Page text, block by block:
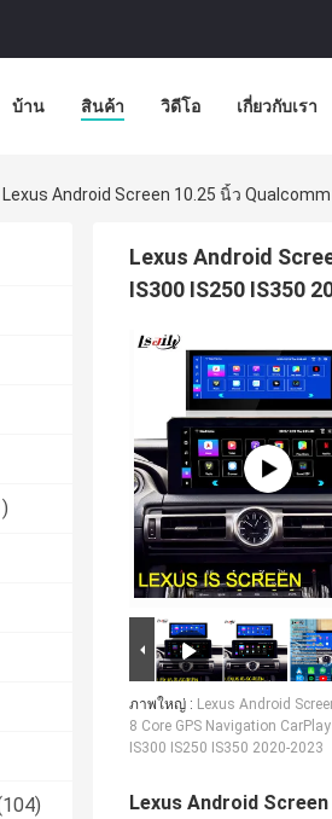
บ้าน สินค้า วิดีโอ เกี่ยวกับเรา
Lexus Android Screen 10.25 นิ้ว
Lexus Android
IS300 IS250 IS350
ภาพใหญ่ : Lexus Android
8 Core GPS Navigation
IS300 IS250 IS350 2020-2023
Lexus Android